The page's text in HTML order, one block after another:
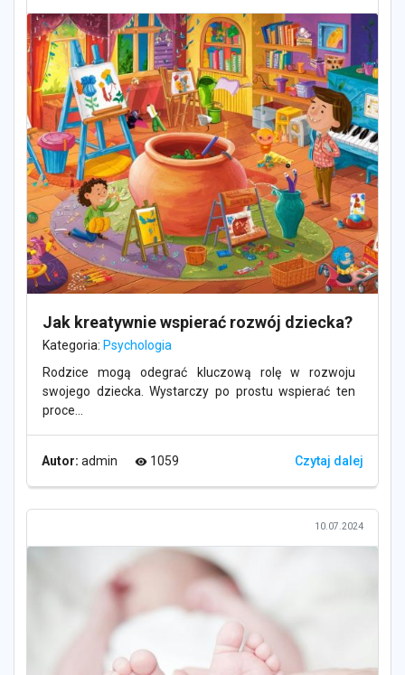
Jak kreatywnie wspierać rozwój dziecka?
Kategoria: Psychologia
Rodzice mogą odegrać kluczową rolę w rozwoju
swojego dziecka. Wystarczy po prostu wspierać ten
proce...
Autor: admin visibility 1059 Czytaj dalej
10.07.2024